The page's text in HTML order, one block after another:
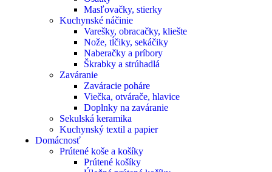
Masľovačky, stierky
Kuchynské náčinie
Varešky, obracačky, kliešte
Nože, tĺčiky, sekáčiky
Naberačky a príbory
Škrabky a strúhadlá
Zaváranie
Zaváracie poháre
Viečka, otvárače, hlavice
Doplnky na zaváranie
Sekulská keramika
Kuchynský textil a papier
Domácnosť
Prútené koše a košíky
Prútené košíky